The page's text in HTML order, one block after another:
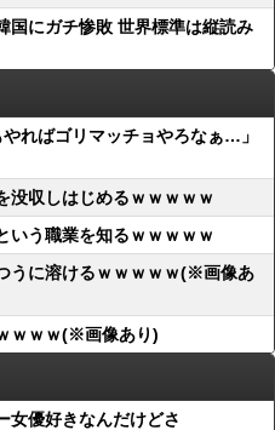
国にガチ惨敗 世界標準は縦読み
ればゴリマッチョやろなぁ…」
没収しはじめるｗｗｗｗｗ
いう職業を知るｗｗｗｗｗ
うに溶けるｗｗｗｗｗ(※画像あ
ｗｗｗ(※画像あり)
女優好きなんだけどさ